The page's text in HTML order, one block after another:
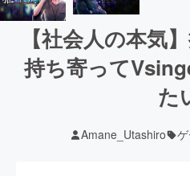
【社会人の本気
持ち寄って
た
Amane_Utashiro